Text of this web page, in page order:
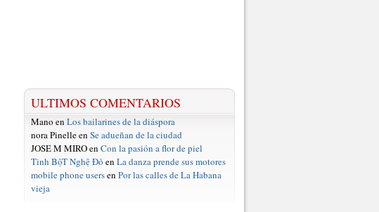
ULTIMOS COMENTARIOS
Mano en Los bailarines de la diáspora
nora Pinelle en Se adueñan de la ciudad
JOSE M MIRO en Con la pasión a flor de piel
Tinh BộT Nghệ Đỏ en La danza prende sus motores
mobile phone usersen Por las calles de La Habana
vieja